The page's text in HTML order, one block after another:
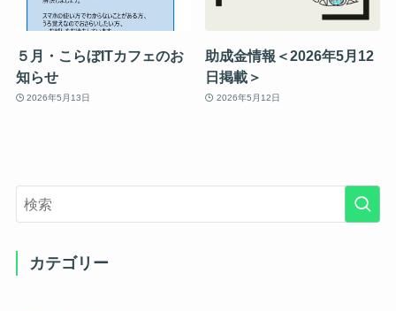
５月・こらぼITカフェのお
知らせ
2026年5月13日
助成金情報＜2026年5月12
日掲載＞
2026年5月12日
カテゴリー